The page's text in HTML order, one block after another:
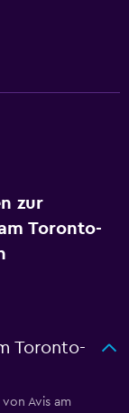
zur
Toronto-
Toronto-
Avis am